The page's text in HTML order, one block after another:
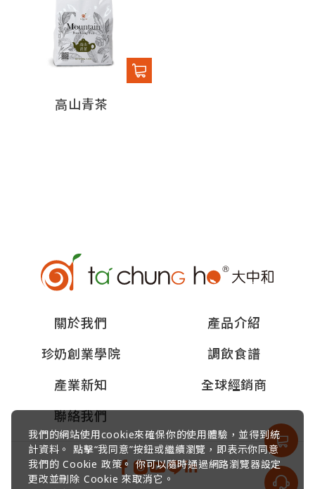
高山青茶
關於我們
產品介紹
珍奶創業學院
調飲食譜
產業新知
全球經銷商
聯絡我們
我們的網站使用cookie來確保你的使用體驗，並得到統
計資料。 點擊“我同意”按鈕或繼續瀏覽，即表示你同意
我們的 Cookie 政策。 你可以隨時通過網路瀏覽器設定
更改並刪除 Cookie 來取消它。